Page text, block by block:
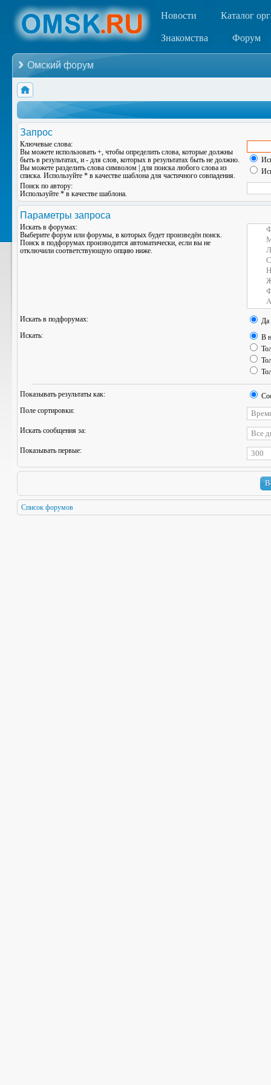
Новости Каталог
Знакомства Форум
Омский форум
Запрос
Ключевые слова:
Вы можете использовать +, чтобы определить слова, которые должны
быть в результатах, и - для слов, которых в результатах быть не должно.
Вы можете разделить слова символом для поиска любого слова из
списка. Используйте * в качестве шаблона для частичного совпадения.
Поиск по автору:
Используйте * в качестве шаблона.
Параметры запроса
Искать в форумах:
Выберите форум или форумы, в которых будет произведён поиск.
Поиск в подфорумах производится автоматически, если вы не
отключили соответствующую опцию ниже.
Искать в подфорумах:
Да
Искать:
В
Показывать результаты как:
Поле сортировки:
Искать сообщения за:
Показывать первые:
Список форумов